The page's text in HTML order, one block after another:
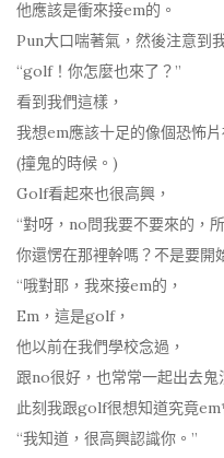
他應該是衝來接em的。
Pun大口喘著氣，然後注意到
“golf！你怎麼也來了？”
看到我們這樣，
我想em應該十足的像個恐怖片
(撞鬼的時候。)
Golf看起來也很高興，
“對呀，no問我要不要來的，
你還愣在那裡幹嗎？不是要開
“哦對耶，我來接em的，
Em，這是golf，
他以前在我們學校念過，
跟no很好，也常常一起出去鬼
此刻我跟golf很想知道究竟
“我知道，很高興認識你。”